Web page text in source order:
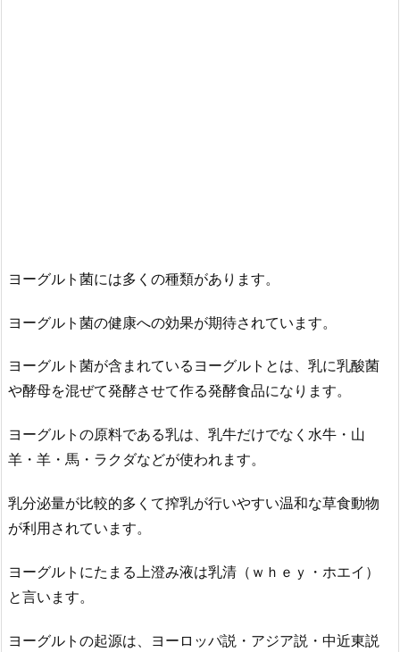
ヨーグルト菌には多くの種類があります。
ヨーグルト菌の健康への効果が期待されています。
ヨーグルト菌が含まれているヨーグルトとは、乳に乳酸菌
や酵母を混ぜて発酵させて作る発酵食品になります。
ヨーグルトの原料である乳は、乳牛だけでなく水牛・山
羊・羊・馬・ラクダなどが使われます。
乳分泌量が比較的多くて搾乳が行いやすい温和な草食動物
が利用されています。
ヨーグルトにたまる上澄み液は乳清（ｗｈｅｙ・ホエイ）
と言います。
ヨーグルトの起源は、ヨーロッパ説・アジア説・中近東説